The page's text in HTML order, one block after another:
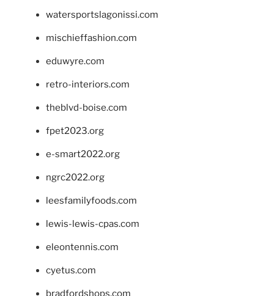
watersportslagonissi.com
mischieffashion.com
eduwyre.com
retro-interiors.com
theblvd-boise.com
fpet2023.org
e-smart2022.org
ngrc2022.org
leesfamilyfoods.com
lewis-lewis-cpas.com
eleontennis.com
cyetus.com
bradfordshops.com